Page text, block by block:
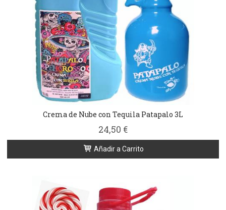
Crema de Nube con Tequila Patapalo 3L
24,50 €
Añadir a Carrito